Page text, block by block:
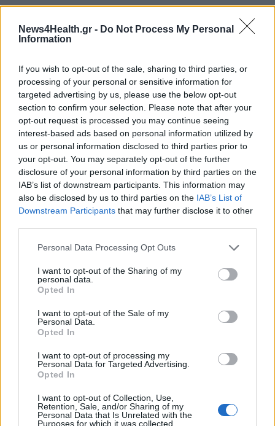
News4Health.gr - Do Not Process My Personal
Information
If you wish to opt-out of the sale, sharing to third parties, or
processing of your personal or sensitive information for
targeted advertising by us, please use the below opt-out
section to confirm your selection. Please note that after your
opt-out request is processed you may continue seeing
interest-based ads based on personal information utilized by
us or personal information disclosed to third parties prior to
your opt-out. You may separately opt-out of the further
disclosure of your personal information by third parties on the
IAB’s list of downstream participants. This information may
also be disclosed by us to third parties on the IAB’s List of
Downstream Participants that may further disclose it to other
Personal Data Processing Opt Outs
I want to opt-out of the Sharing of my
personal data.
Opted In
I want to opt-out of the Sale of my
Personal Data.
Opted In
I want to opt-out of processing my
Personal Data for Targeted Advertising.
Opted In
I want to opt-out of Collection, Use,
Retention, Sale, and/or Sharing of my
Personal Data that Is Unrelated with the
Purposes for which it was collected.
ΕΡΕΥΝΑ ΦΑΡΜΑΚΑ ΓΙΑ ΑΠΩΛΕΙΑ ΒΑΡΟΥΣ
GLP1 ΚΑΡΚΙΝΟΣ ΜΑΣΤΟΥ